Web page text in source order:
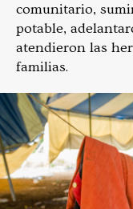
comunitario,
potable,
atendieron las
familias.